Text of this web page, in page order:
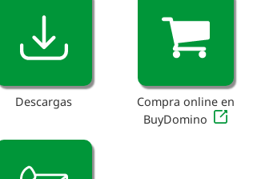
Descargas
Compra online en
BuyDomino